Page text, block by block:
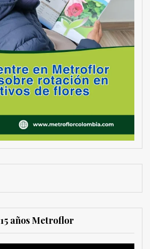
15 años Metroflor